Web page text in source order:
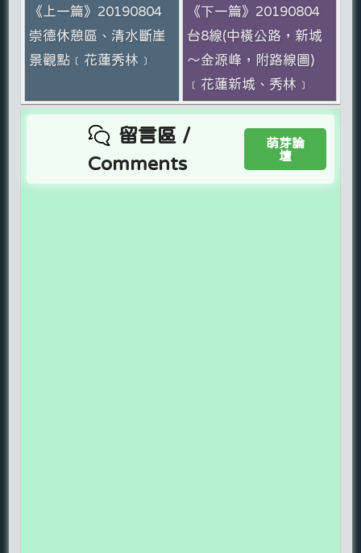
《上一篇》20190804
崇德休憩區、清水斷崖
景觀點﹝花蓮秀林﹞
《下一篇》20190804
台8線(中橫公路，新城
～金源峰，附路線圖)
﹝花蓮新城、秀林﹞
留言區 /
Comments
萌芽論
壇